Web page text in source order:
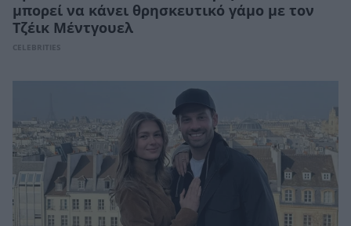
μπορεί να κάνει θρησκευτικό γάμο με τον
Τζέικ Μέντγουελ
CELEBRITIES